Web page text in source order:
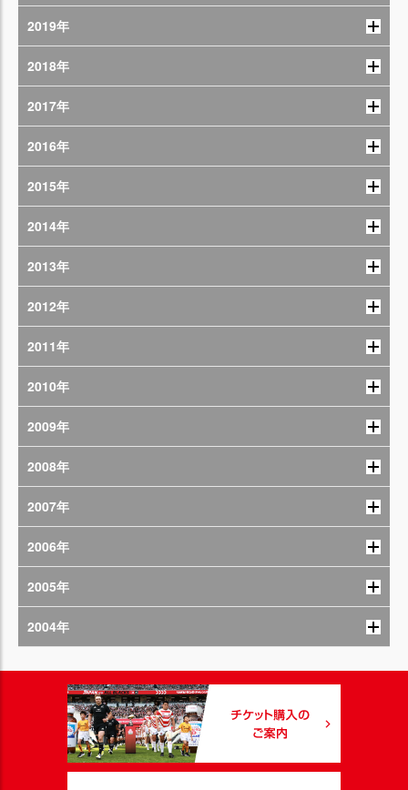
2019年
2018年
2017年
2016年
2015年
2014年
2013年
2012年
2011年
2010年
2009年
2008年
2007年
2006年
2005年
2004年